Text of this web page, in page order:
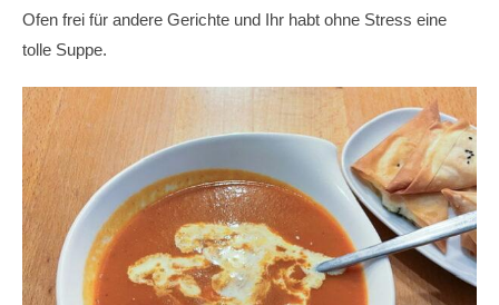
Ofen frei für andere Gerichte und Ihr habt ohne Stress eine
tolle Suppe.